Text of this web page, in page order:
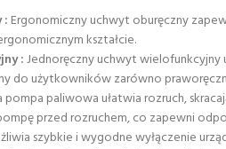
: Ergonomiczny uchwyt oburęczny
kształcie.
:Jednoręczny uchwyt wielofunkcyjny
do użytkowników zarówno
pompa paliwowa ułatwia rozruch,
przed rozruchem, co zapewni
szybkie i wygodne wyłączenie